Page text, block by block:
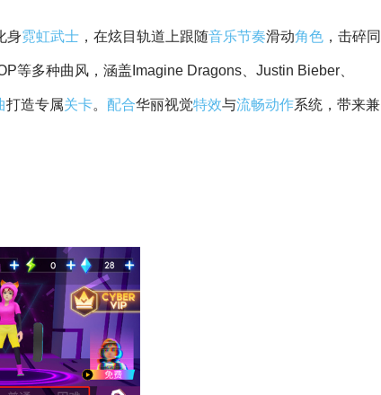
身霓虹武士 ，在炫目轨道上跟随音乐节奏滑动角色 ，击碎同
等多种曲风，涵盖Imagine Dragons、Justin Bieber、
打造专属关卡。 配合华丽视觉特效与流畅动作系统，带来兼